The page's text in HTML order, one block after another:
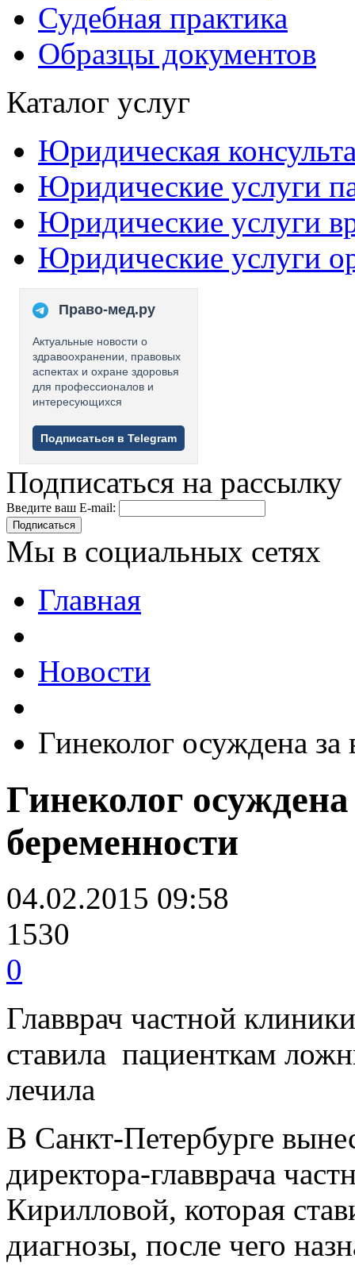
Судебная практика
Образцы документов
Каталог услуг
Юридическая
Юридические услуги
Юридические услуги
Юридические услуги
Право-мед.ру
Актуальные новости о
здравоохранении, правовых
аспектах и охране здоровья
для профессионалов и
интересующихся
Подписаться в Telegram
Подписаться на рассылку
Введите ваш E-mail:
Подписаться
Мы в социальных сетях
Главная
Новости
Гинеколог осуждена
Гинеколог
беременности
04.02.2015 09:58
1530
0
Главврач частной
ставила пациенткам
лечила
В Санкт-Петербурге
директора-главврача
Кирилловой, которая
диагнозы, после чего